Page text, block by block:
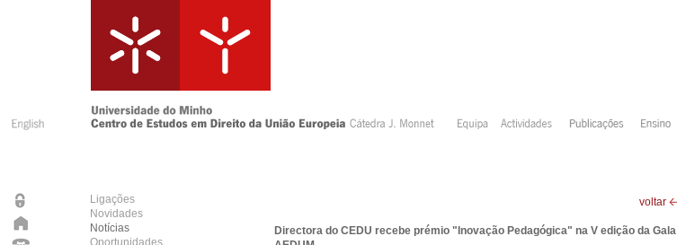
Ligações
Novidades
Notícias
Oportunidades
voltar
Directora do CEDU recebe prémio "Inovação Pedagógica" na V edição da Gala